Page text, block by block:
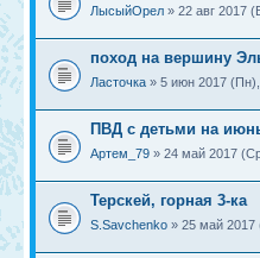
ЛысыйОрел » 22 авг 2017
поход на вершину
Ласточка » 5 июн 2017
ПВД с детьми на
Артем_79 » 24 май 2017
Терскей, горная 3-ка
S.Savchenko » 25 май 2017